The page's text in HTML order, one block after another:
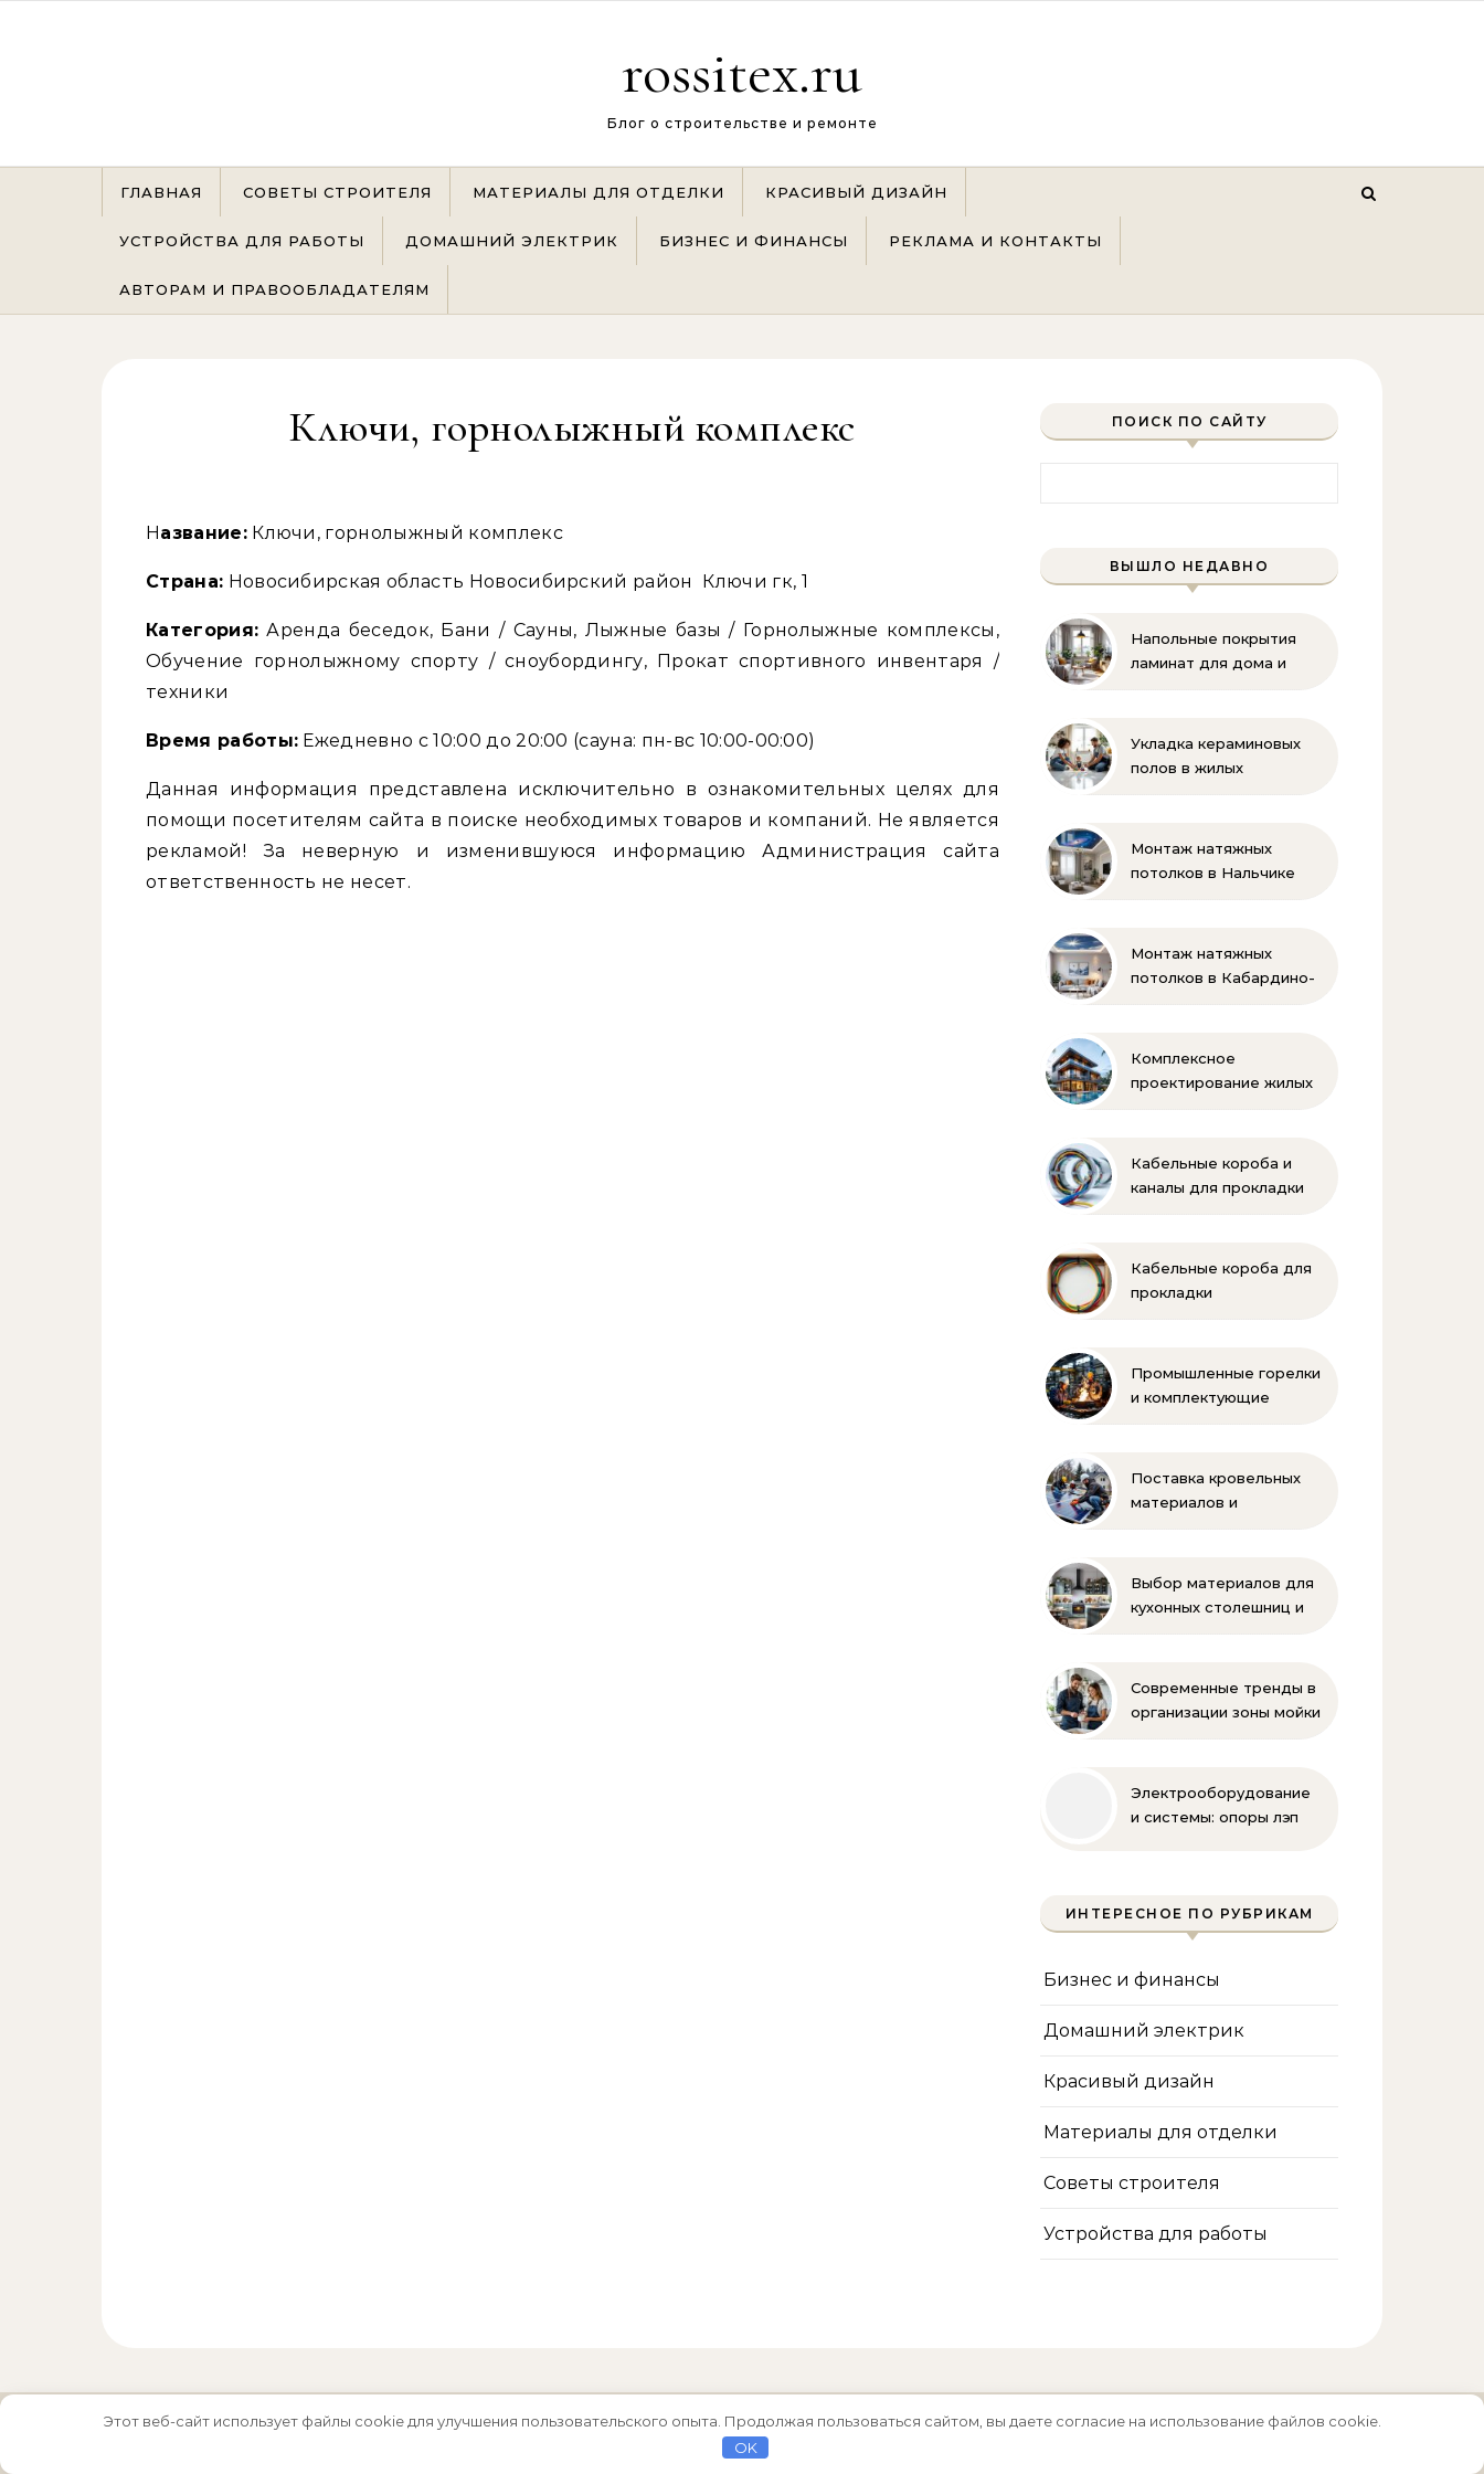
rossitex.ru
Блог о строительстве и ремонте
ГЛАВНАЯ СОВЕТЫ СТРОИТЕЛЯ МАТЕРИАЛЫ ДЛЯ ОТДЕЛКИ КРАСИВЫЙ ДИЗАЙН
УСТРОЙСТВА ДЛЯ РАБОТЫ ДОМАШНИЙ ЭЛЕКТРИК БИЗНЕС И ФИНАНСЫ РЕКЛАМА И КОНТАКТЫ
АВТОРАМ И ПРАВООБЛАДАТЕЛЯМ
Ключи, горнолыжный комплекс
Название:Ключи, горнолыжный комплекс
Страна: Новосибирская область Новосибирский район Ключи гк, 1
Категория: Аренда беседок, Бани / Сауны, Лыжные базы / Горнолыжные комплексы,
Обучение горнолыжному спорту / сноубордингу, Прокат спортивного инвентаря /
техники
Время работы: Ежедневно с 10:00 до 20:00 (сауна: пн-вс 10:00-00:00)
Данная информация представлена исключительно в ознакомительных целях для
помощи посетителям сайта в поиске необходимых товаров и компаний. Не является
рекламой! За неверную и изменившуюся информацию Администрация сайта
ответственность не несет.
ПОИСК ПО САЙТУ
ВЫШЛО НЕДАВНО
Напольные покрытия
ламинат для дома и
Укладка кераминовых
полов в жилых
Монтаж натяжных
потолков в Нальчике
Монтаж натяжных
потолков в Кабардино-
Комплексное
проектирование жилых
Кабельные короба и
каналы для прокладки
Кабельные короба для
прокладки
Промышленные горелки
и комплектующие
Поставка кровельных
материалов и
Выбор материалов для
кухонных столешниц и
Современные тренды в
организации зоны мойки
Электрооборудование
и системы: опоры лэп
ИНТЕРЕСНОЕ ПО РУБРИКАМ
Бизнес и финансы
Домашний электрик
Красивый дизайн
Материалы для отделки
Советы строителя
Устройства для работы
Optima Themes
Этот веб-сайт использует файлы cookie для улучшения пользовательского опыта. Продолжая пользоваться сайтом, вы даете согласие на использование файлов cookie.
OK